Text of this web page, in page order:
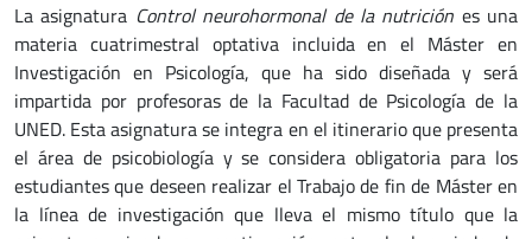
La asignatura Control neurohormonal de la nutrición es una
materia cuatrimestral optativa incluida en el Máster en
Investigación en Psicología, que ha sido diseñada y será
impartida por profesoras de la Facultad de Psicología de la
UNED. Esta asignatura se integra en el itinerario que presenta
el área de psicobiología y se considera obligatoria para los
estudiantes que deseen realizar el Trabajo de fin de Máster en
la línea de investigación que lleva el mismo título que la